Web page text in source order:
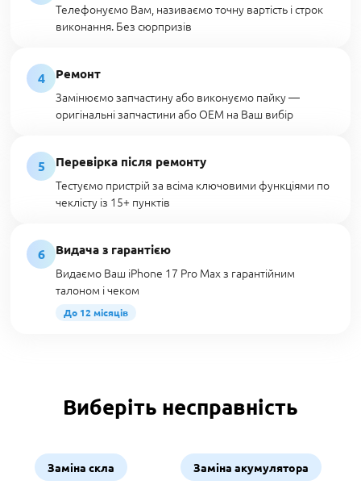
Телефонуємо Вам, називаємо точну вартість і строк
виконання. Без сюрпризів
4
Ремонт
Замінюємо запчастину або виконуємо пайку —
оригінальні запчастини або OEM на Ваш вибір
5
Перевірка після ремонту
Тестуємо пристрій за всіма ключовими функціями по
чеклісту із 15+ пунктів
6
Видача з гарантією
Видаємо Ваш iPhone 17 Pro Max з гарантійним
талоном і чеком
До 12 місяців
Виберіть несправність
Заміна скла Заміна акумулятора